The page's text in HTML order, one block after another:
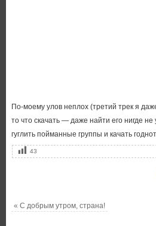
По-моему улов неплох (третий трек я
то что скачать — даже найти его нигде
гуглить пойманные группы и качать
43
« С добрым утром, страна!